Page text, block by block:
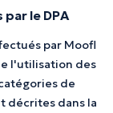
le DPA
par Moofl
l'utilisation des
de
décrites dans la